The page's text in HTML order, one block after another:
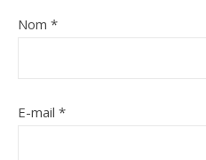
Nom *
E-mail *